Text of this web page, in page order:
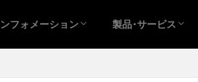
フォメーション 製品･サービス